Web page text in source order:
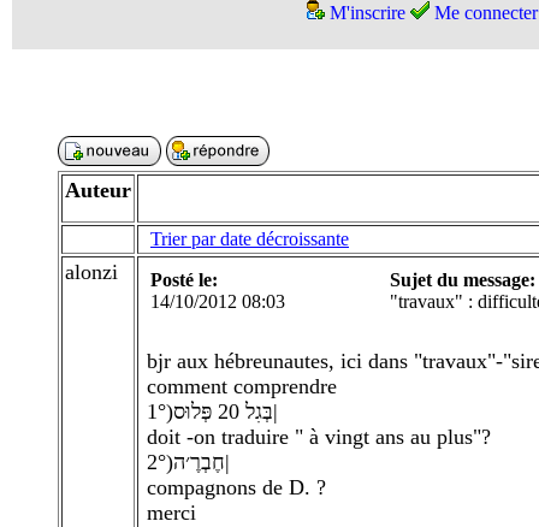
M'inscrire Me connecter
Auteur
Trier par date décroissante
alonzi
Posté le:
14/10/2012 08:03
Sujet du message:
"travaux" :
bjr aux hébreunautes, ici dans "travaux"-
comment comprendre
1°)בְּגִל 20 פְּלוּס|
doit -on traduire " à vingt ans au plus"?
2°)חֶבְרֶ׳ה|
compagnons de D. ?
merci